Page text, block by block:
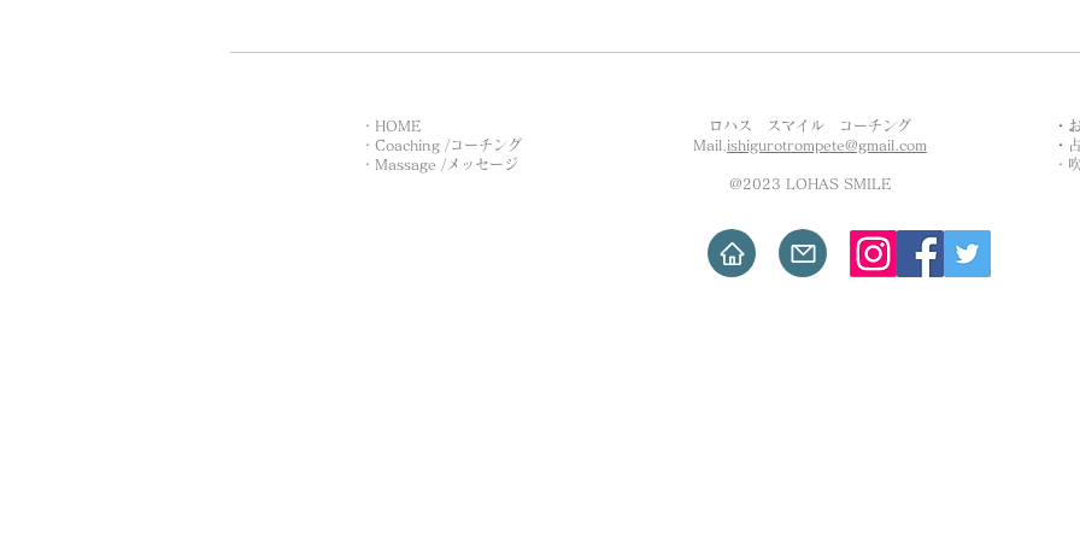
・HOME
・Coaching /コーチング
・Massage /メッセージ
ロハス スマイル コーチング
​Mail. ishigurotrompete@gmail.com
@2023 LOHAS SMILE
・
・
・